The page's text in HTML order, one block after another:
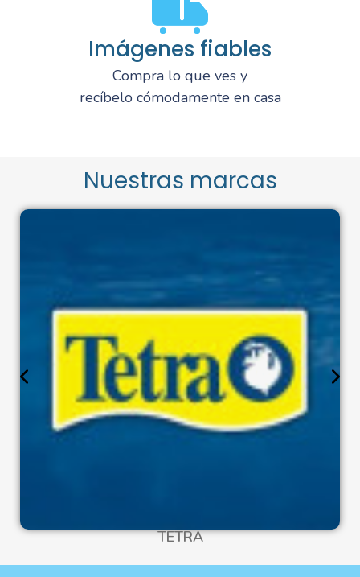
Imágenes fiables
Compra lo que ves y
recíbelo cómodamente en casa
Nuestras marcas
TETRA